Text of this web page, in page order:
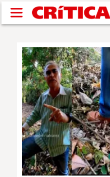
Pasar al contenido principal
SUCESOS
NACIONAL
POLÍTICA
SHOW